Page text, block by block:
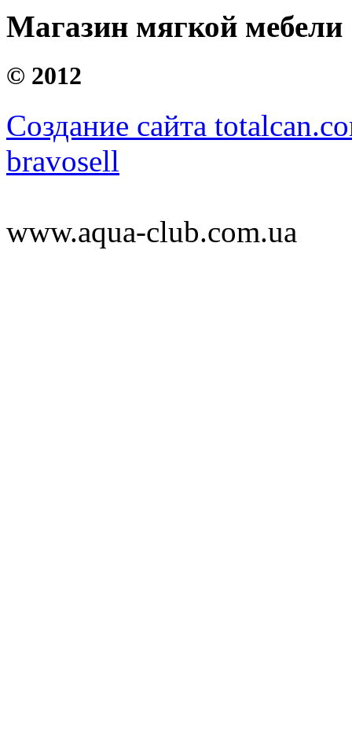
Магазин мягкой мебели
© 2012
Создание сайта
bravosell
www.aqua-club.com.ua